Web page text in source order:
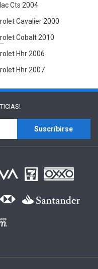
Cts 2004
Cavalier 2000
Cobalt 2010
Hhr 2006
Hhr 2007
Suscríbirse